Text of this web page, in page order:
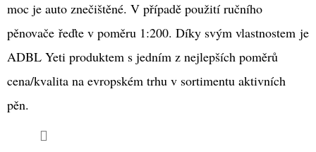
moc je auto znečištěné. V případě použití ručního
pěnovače řeďte v poměru 1:200. Díky svým vlastnostem je
ADBL Yeti produktem s jedním z nejlepších poměrů
cena/kvalita na evropském trhu v sortimentu aktivních
pěn.
99
Kč